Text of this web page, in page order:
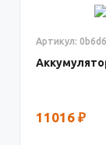
Артикул:
11016 ₽